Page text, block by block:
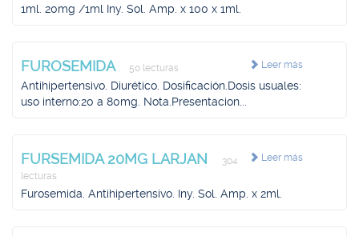
1ml. 20mg /1ml Iny. Sol. Amp. x 100 x 1ml.
Leer más
FUROSEMIDA 50 lecturas
Antihipertensivo. Diurético. Dosificación.Dosis usuales:
uso interno:20 a 80mg. Nota.Presentacion...
Leer más
FURSEMIDA 20MG LARJAN
304
lecturas
Furosemida. Antihipertensivo. Iny. Sol. Amp. x 2ml.